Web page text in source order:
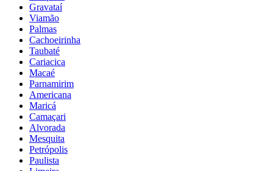
Gravataí
Viamão
Palmas
Cachoeirinha
Taubaté
Cariacica
Macaé
Parnamirim
Americana
Maricá
Camaçari
Alvorada
Mesquita
Petrópolis
Paulista